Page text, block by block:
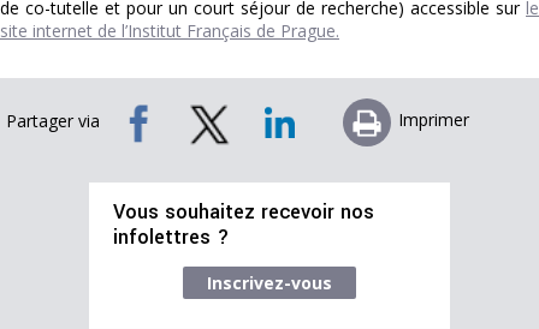
de co-tutelle et pour un court séjour de recherche) accessible sur le
site internet de l’Institut Français de Prague.
Partager via Imprimer
Vous souhaitez recevoir nos
infolettres ?
Inscrivez-vous